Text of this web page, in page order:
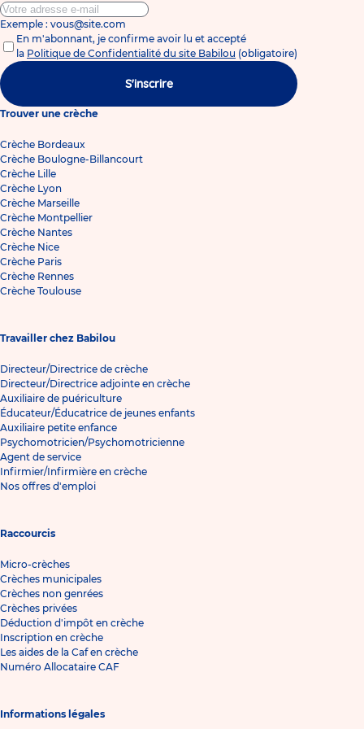
Exemple : vous@site.com
En m'abonnant, je confirme avoir lu et accepté
la Politique de Confidentialité du site Babilou (obligatoire)
S'inscrire
Trouver une crèche
Crèche Bordeaux
Crèche Boulogne-Billancourt
Crèche Lille
Crèche Lyon
Crèche Marseille
Crèche Montpellier
Crèche Nantes
Crèche Nice
Crèche Paris
Crèche Rennes
Crèche Toulouse
Travailler chez Babilou
Directeur/Directrice de crèche
Directeur/Directrice adjointe en crèche
Auxiliaire de puériculture
Éducateur/Éducatrice de jeunes enfants
Auxiliaire petite enfance
Psychomotricien/Psychomotricienne
Agent de service
Infirmier/Infirmière en crèche
Nos offres d'emploi
Raccourcis
Micro-crèches
Crèches municipales
Crèches non genrées
Crèches privées
Déduction d'impôt en crèche
Inscription en crèche
Les aides de la Caf en crèche
Numéro Allocataire CAF
Informations légales